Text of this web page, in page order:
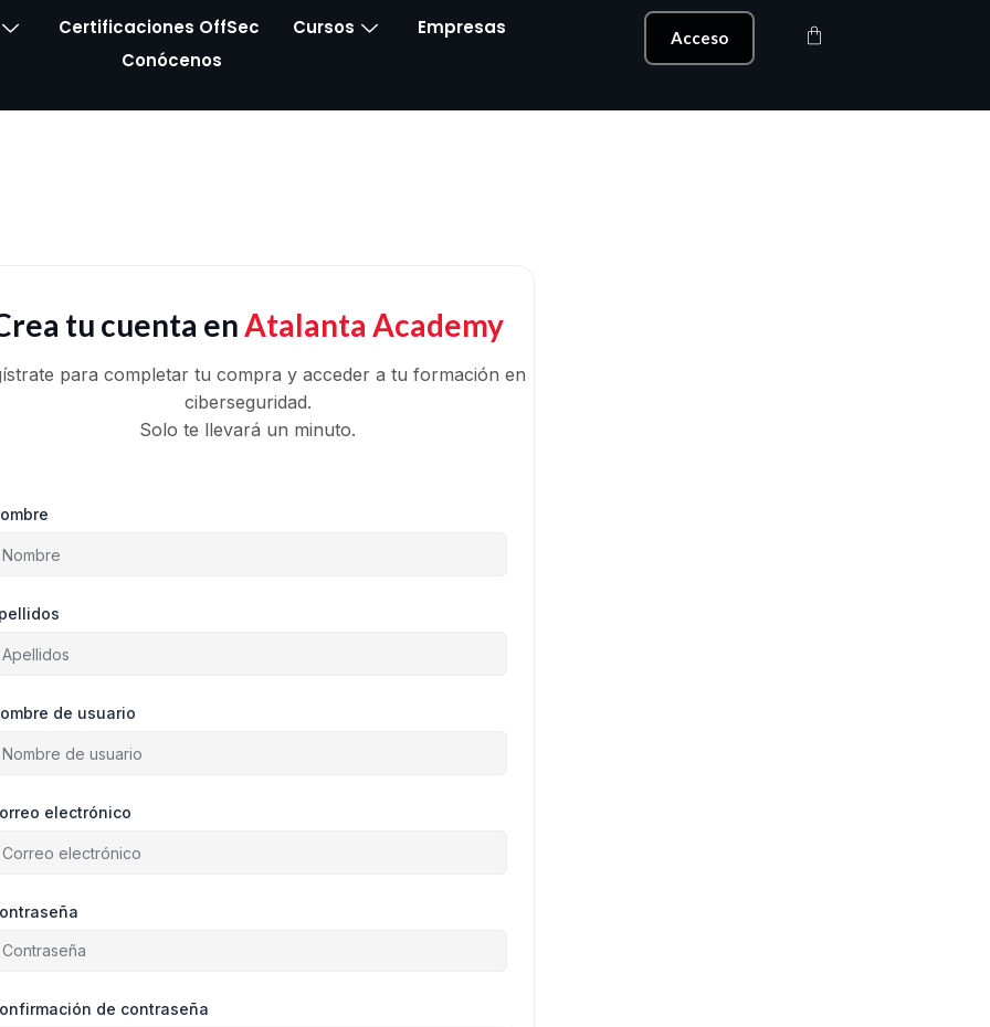
Certificaciones OffSec Cursos
Empresas
Conócenos
Acceso Carrito
tu cuenta enAtalanta Academy
para completar tu compra y acceder a tu formación en
ciberseguridad.
Solo te llevará un minuto.
de usuario
electrónico
de contraseña